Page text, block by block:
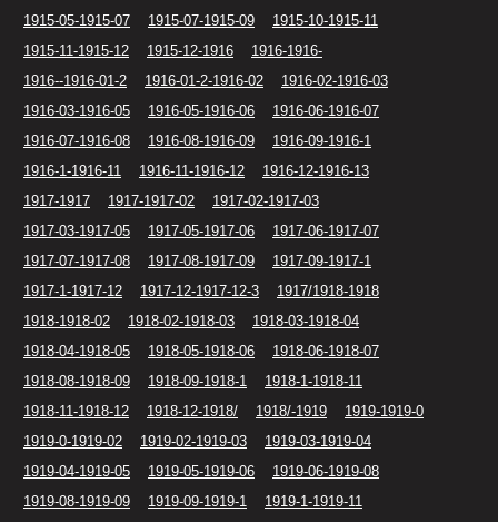
1915-05-1915-07
1915-07-1915-09
1915-10-1915-11
1915-11-1915-12
1915-12-1916
1916-1916-
1916--1916-01-2
1916-01-2-1916-02
1916-02-1916-03
1916-03-1916-05
1916-05-1916-06
1916-06-1916-07
1916-07-1916-08
1916-08-1916-09
1916-09-1916-1
1916-1-1916-11
1916-11-1916-12
1916-12-1916-13
1917-1917
1917-1917-02
1917-02-1917-03
1917-03-1917-05
1917-05-1917-06
1917-06-1917-07
1917-07-1917-08
1917-08-1917-09
1917-09-1917-1
1917-1-1917-12
1917-12-1917-12-3
1917/1918-1918
1918-1918-02
1918-02-1918-03
1918-03-1918-04
1918-04-1918-05
1918-05-1918-06
1918-06-1918-07
1918-08-1918-09
1918-09-1918-1
1918-1-1918-11
1918-11-1918-12
1918-12-1918/ 1918/-1919
1919-1919-0
1919-0-1919-02
1919-02-1919-03
1919-03-1919-04
1919-04-1919-05
1919-05-1919-06
1919-06-1919-08
1919-08-1919-09
1919-09-1919-1
1919-1-1919-11